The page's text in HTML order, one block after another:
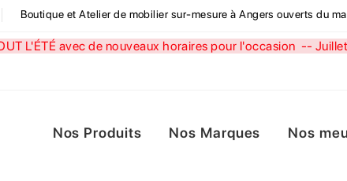
Boutique et Atelier de mobilier sur-mesure à Angers ouverts du
L'ÉTÉ avec de nouveaux horaires pour l'occasion --
Nos Produits Nos Marques Nos